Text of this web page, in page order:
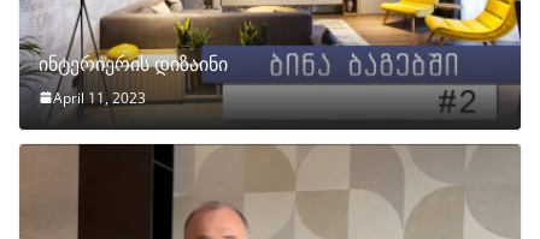
ინტერიერის დიზაინი
April 11, 2023